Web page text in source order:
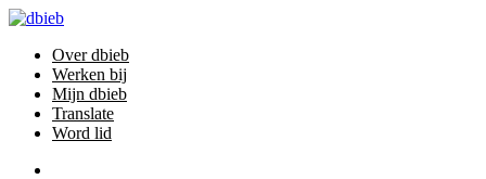
Over dbieb
Werken bij
Mijn dbieb
Translate
Word lid